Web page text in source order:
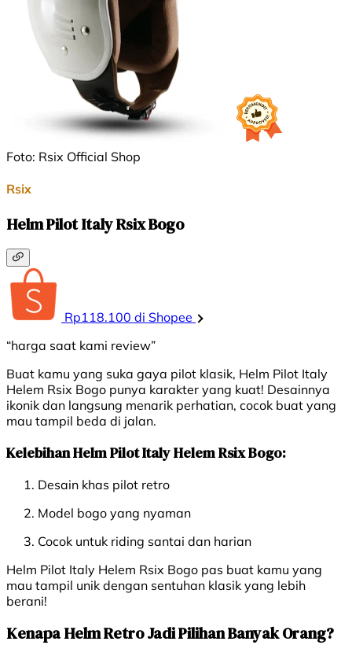
Foto: Rsix Official Shop
Rsix
Helm Pilot Italy Rsix Bogo
Rp118.100 di Shopee
“harga saat kami review”
Buat kamu yang suka gaya pilot klasik, Helm Pilot Italy
Helem Rsix Bogo punya karakter yang kuat! Desainnya
ikonik dan langsung menarik perhatian, cocok buat yang
mau tampil beda di jalan.
Kelebihan Helm Pilot Italy Helem Rsix Bogo:
Desain khas pilot retro
Model bogo yang nyaman
Cocok untuk riding santai dan harian
Helm Pilot Italy Helem Rsix Bogo pas buat kamu yang
mau tampil unik dengan sentuhan klasik yang lebih
berani!
Kenapa Helm Retro Jadi Pilihan Banyak Orang?